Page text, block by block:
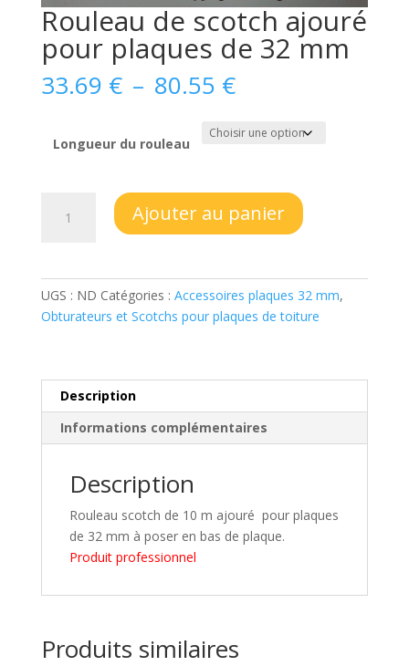
Rouleau de scotch ajouré
pour plaques de 32 mm
33.69 € – 80.55 €Plage
de
prix :
33.69 €
80.55 €
Longueur du rouleau
mm
Ajouter au panier
UGS : ND Catégories : Accessoires plaques 32 mm,
Obturateurs et Scotchs pour plaques de toiture
Description
Informations complémentaires
Description
Rouleau scotch de 10 m ajouré pour plaques
de 32 mm à poser en bas de plaque.
Produit professionnel
Produits similaires